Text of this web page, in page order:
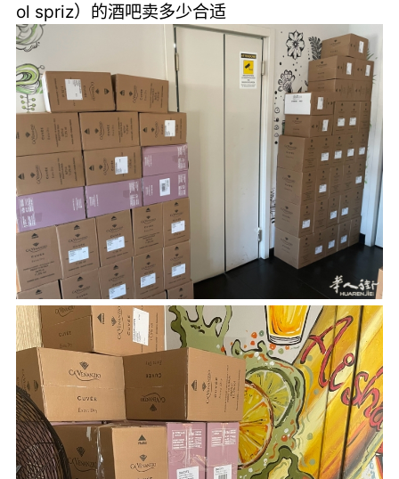
ol spriz）的酒吧卖多少合适